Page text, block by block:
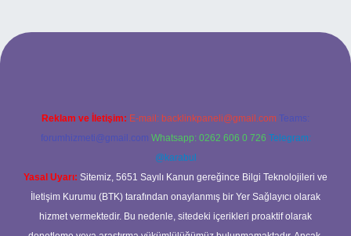
adresi
Reklam ve İletişim: E-mail: backlinkpaneli@gmail.com Teams:
forumhizmeti@gmail.com Whatsapp: 0262 606 0 726 Telegram:
@karabul
Yasal Uyarı: Sitemiz, 5651 Sayılı Kanun gereğince Bilgi Teknolojileri ve
İletişim Kurumu (BTK) tarafından onaylanmış bir Yer Sağlayıcı olarak
hizmet vermektedir. Bu nedenle, sitedeki içerikleri proaktif olarak